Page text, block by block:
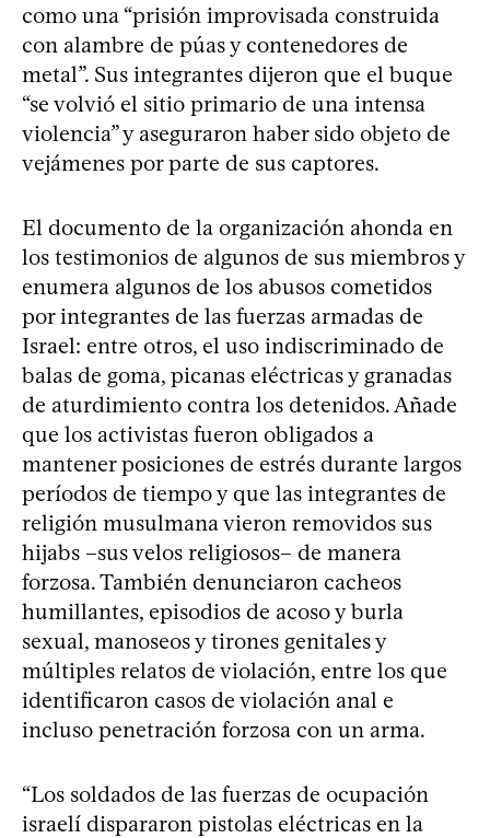
como una “prisión improvisada construida
con alambre de púas y contenedores de
metal”. Sus integrantes dijeron que el buque
“se volvió el sitio primario de una intensa
violencia” y aseguraron haber sido objeto de
vejámenes por parte de sus captores.
El documento de la organización ahonda en
los testimonios de algunos de sus miembros y
enumera algunos de los abusos cometidos
por integrantes de las fuerzas armadas de
Israel: entre otros, el uso indiscriminado de
balas de goma, picanas eléctricas y granadas
de aturdimiento contra los detenidos. Añade
que los activistas fueron obligados a
mantener posiciones de estrés durante largos
períodos de tiempo y que las integrantes de
religión musulmana vieron removidos sus
hijabs –sus velos religiosos– de manera
forzosa. También denunciaron cacheos
humillantes, episodios de acoso y burla
sexual, manoseos y tirones genitales y
múltiples relatos de violación, entre los que
identificaron casos de violación anal e
incluso penetración forzosa con un arma.
“Los soldados de las fuerzas de ocupación
israelí dispararon pistolas eléctricas en la